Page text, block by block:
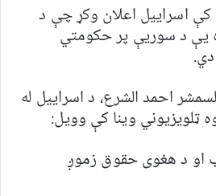
اسراییل اعلان وکړ چې د
یې د سوریې پر حکومتي
احمد الشرع، د اسراییل له
ټلویزیوني وینا کې وویل:
او د هغوی حقوق زموږ